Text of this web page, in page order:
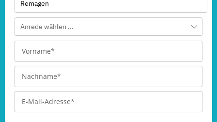
Remagen
Anrede wählen ...